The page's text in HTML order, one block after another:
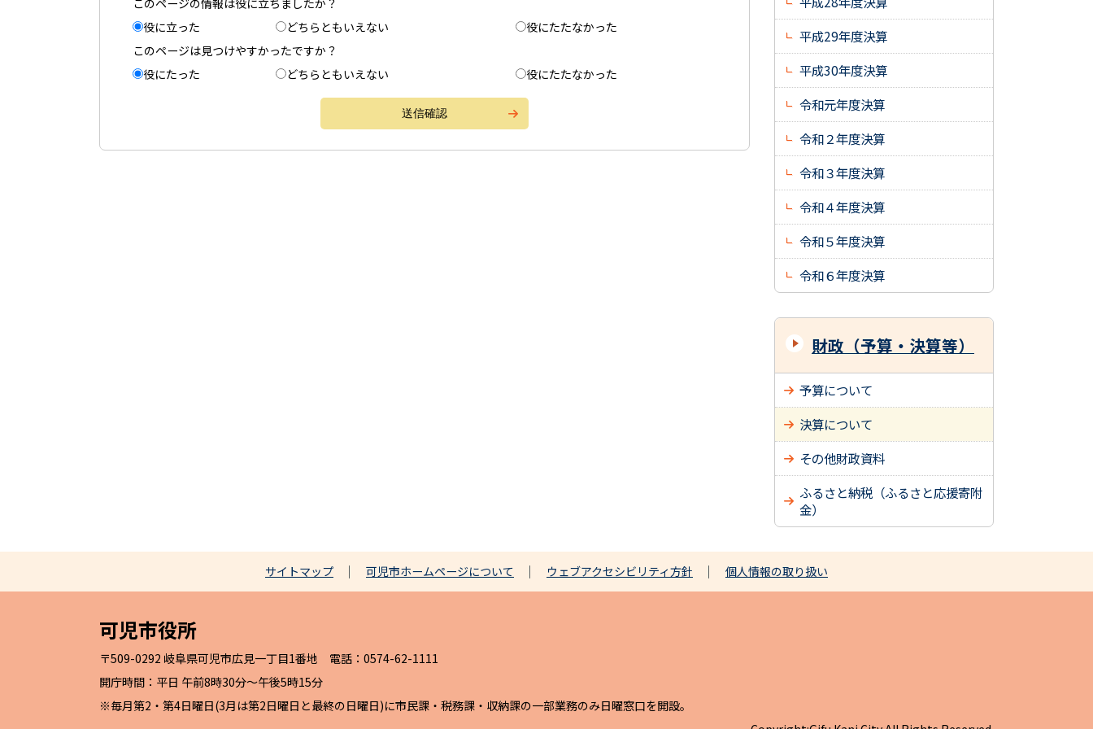
このページの情報は役に立ちましたか？
役に立った
どちらともいえない
役にたたなかった
このページは見つけやすかったですか？
役にたった
どちらともいえない 役にたたなかった
平成29年度決算
平成30年度決算
令和元年度決算
令和２年度決算
令和３年度決算
令和４年度決算
令和５年度決算
令和６年度決算
財政（予算・決算等）
予算について
決算について
その他財政資料
ふるさと納税（ふるさと応援寄附
金）
サイトマップ 可児市ホームページについて ウェブアクセシビリティ方針 個人情報の取り扱い
可児市役所
〒509-0292 岐阜県可児市広見一丁目1番地 電話：0574-62-1111
開庁時間：平日 午前8時30分～午後5時15分
※毎月第2・第4日曜日(3月は第2日曜日と最終の日曜日)に市民課・税務課・収納課の一部業務のみ日曜窓口を開設。